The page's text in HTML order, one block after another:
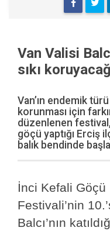
Van Valisi
sıkı
Van’ın endemik
korunması için
düzenlenen
göçü yaptığı Erciş
balık bendinde
İnci Kefali
Festivali’nin
Balcı’nın